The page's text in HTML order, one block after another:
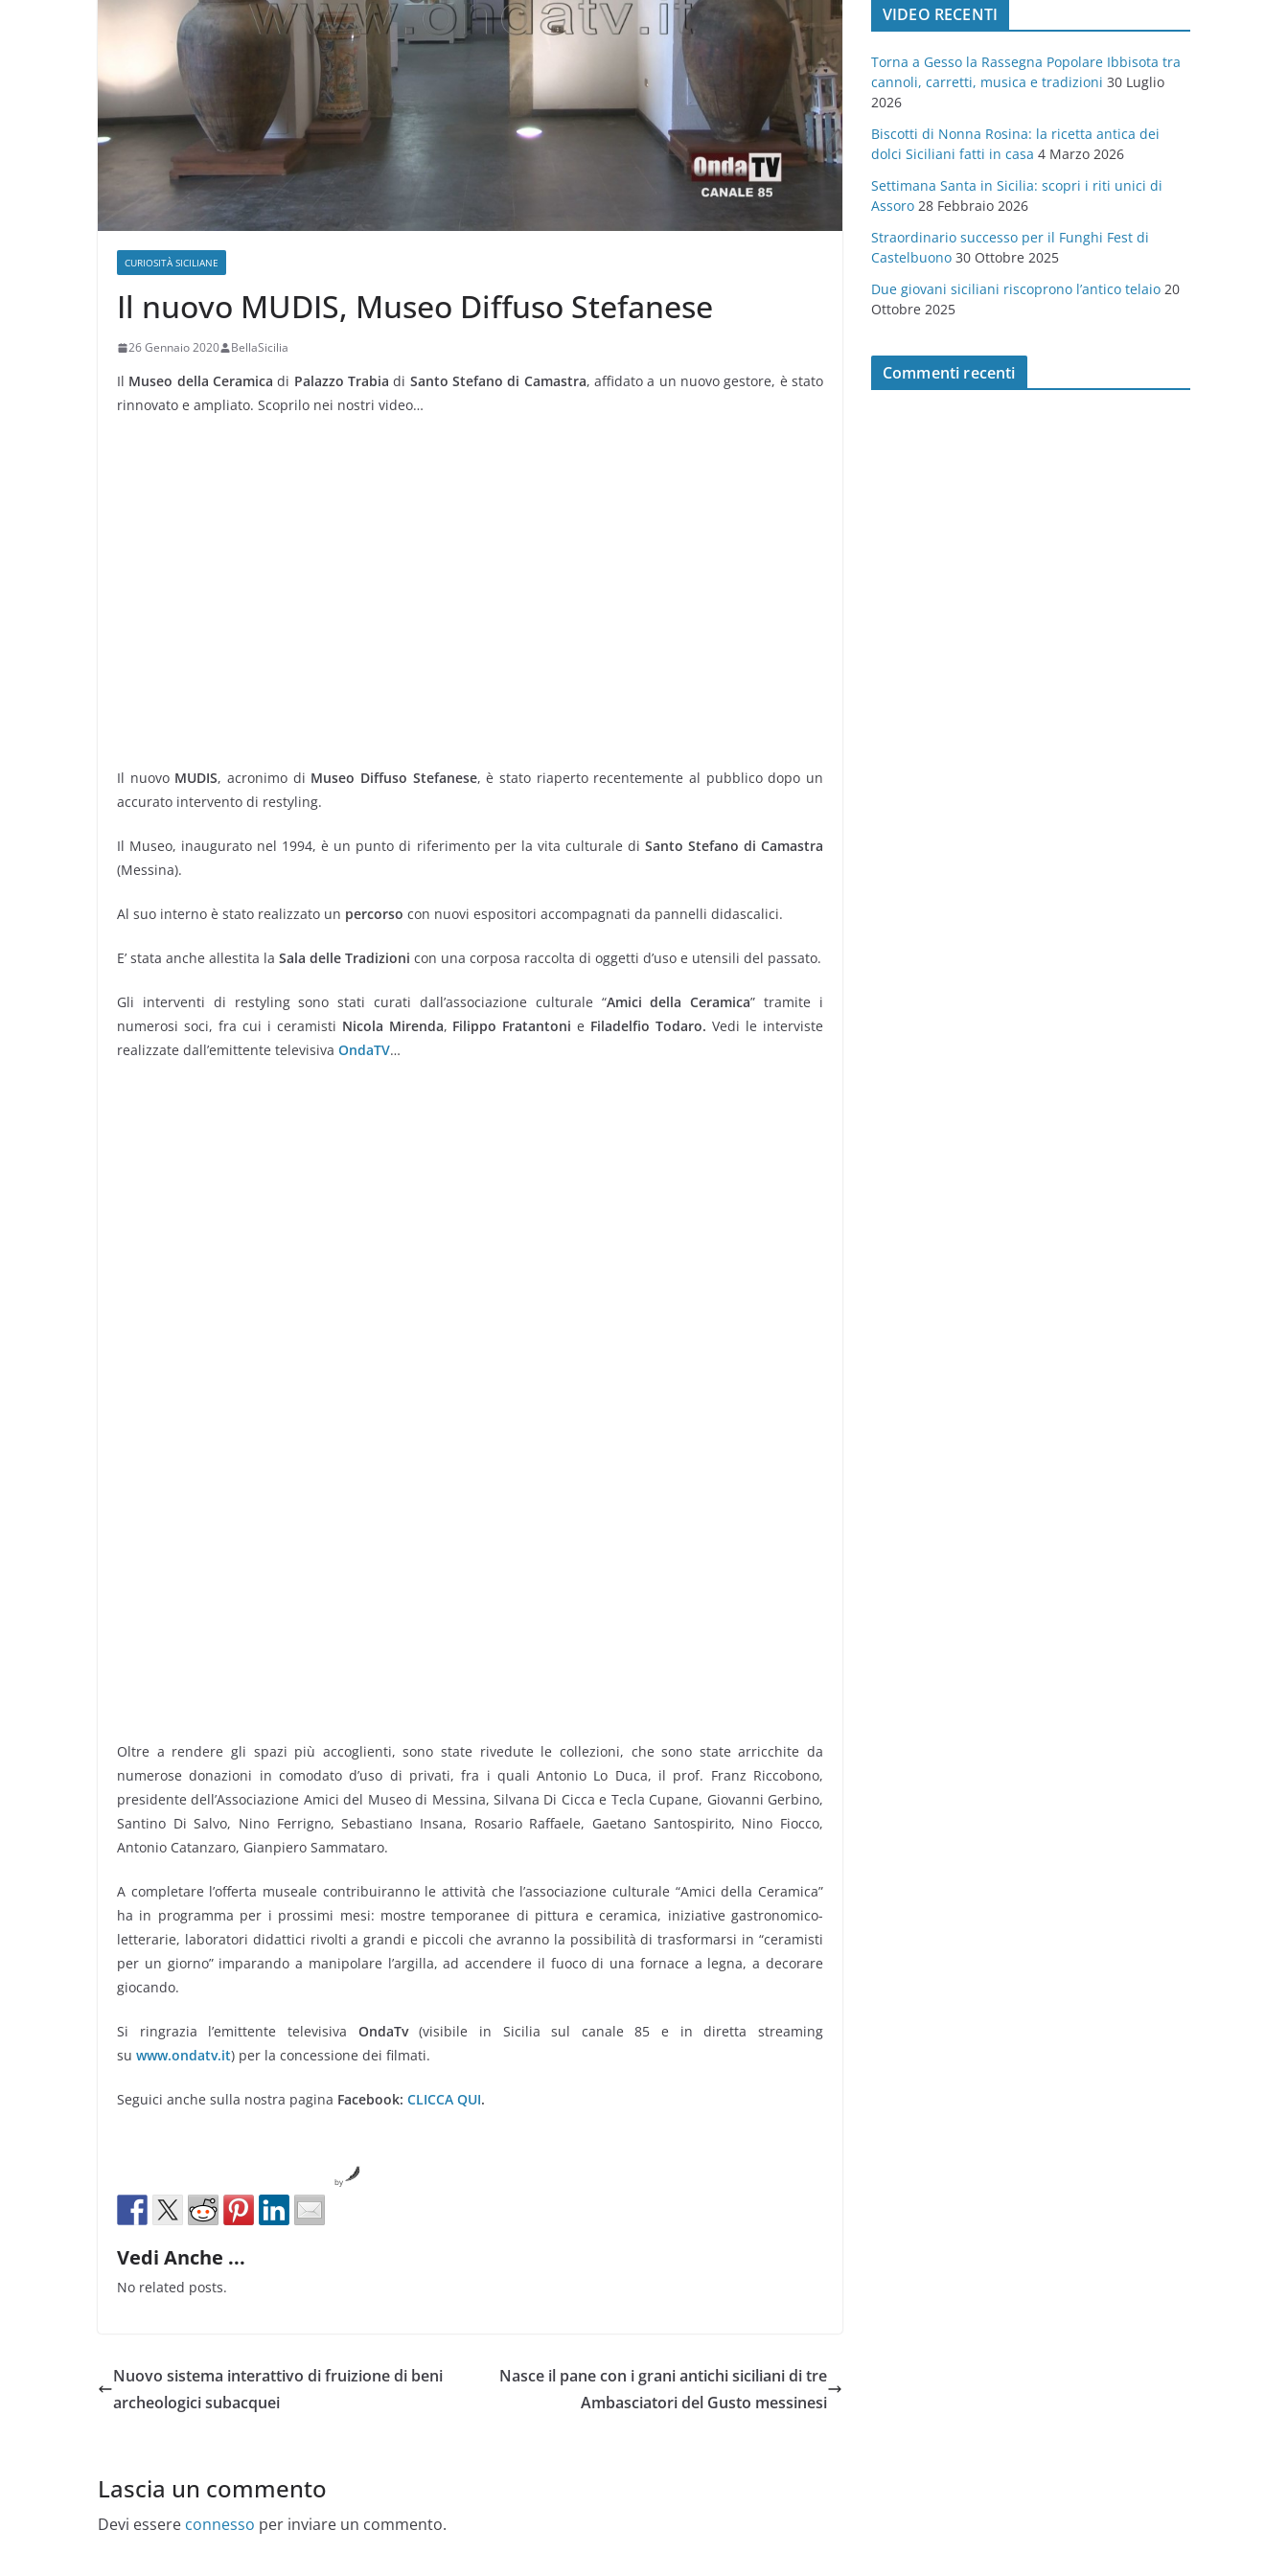
CURIOSITÀ SICILIANE
Il nuovo MUDIS, Museo Diffuso Stefanese
26 Gennaio 2020 BellaSicilia
Il Museo della Ceramica di Palazzo Trabia di Santo Stefano di Camastra, affidato a un nuovo gestore, è stato
rinnovato e ampliato. Scoprilo nei nostri video…
Il nuovo MUDIS, acronimo di Museo Diffuso Stefanese, è stato riaperto recentemente al pubblico dopo un
accurato intervento di restyling.
Il Museo, inaugurato nel 1994, è un punto di riferimento per la vita culturale di Santo Stefano di Camastra
(Messina).
Al suo interno è stato realizzato un percorso con nuovi espositori accompagnati da pannelli didascalici.
E’ stata anche allestita la Sala delle Tradizioni con una corposa raccolta di oggetti d’uso e utensili del passato.
Gli interventi di restyling sono stati curati dall’associazione culturale “Amici della Ceramica” tramite i
numerosi soci, fra cui i ceramisti Nicola Mirenda, Filippo Fratantoni e Filadelfio Todaro.Vedi le interviste
realizzate dall’emittente televisiva OndaTV…
Oltre a rendere gli spazi più accoglienti, sono state rivedute le collezioni, che sono state arricchite da
numerose donazioni in comodato d’uso di privati, fra i quali Antonio Lo Duca, il prof. Franz Riccobono,
presidente dell’Associazione Amici del Museo di Messina, Silvana Di Cicca e Tecla Cupane, Giovanni Gerbino,
Santino Di Salvo, Nino Ferrigno, Sebastiano Insana, Rosario Raffaele, Gaetano Santospirito, Nino Fiocco,
Antonio Catanzaro, Gianpiero Sammataro.
A completare l’offerta museale contribuiranno le attività che l’associazione culturale “Amici della Ceramica”
ha in programma per i prossimi mesi: mostre temporanee di pittura e ceramica, iniziative gastronomico-
letterarie, laboratori didattici rivolti a grandi e piccoli che avranno la possibilità di trasformarsi in “ceramisti
per un giorno” imparando a manipolare l’argilla, ad accendere il fuoco di una fornace a legna, a decorare
giocando.
Si ringrazia l’emittente televisiva OndaTv(visibile in Sicilia sul canale 85 e in diretta streaming
su www.ondatv.it) per la concessione dei filmati.
Seguici anche sulla nostra pagina Facebook: CLICCA QUI.
by
Vedi Anche ...
No related posts.
Nuovo sistema interattivo di fruizione di beni
archeologici subacquei
Nasce il pane con i grani antichi siciliani di tre
Ambasciatori del Gusto messinesi
Lascia un commento
Devi essere connesso per inviare un commento.
o
r
e
VIDEO RECENTI
Torna a Gesso la Rassegna Popolare Ibbisota tra
cannoli, carretti, musica e tradizioni 30 Luglio
2026
Biscotti di Nonna Rosina: la ricetta antica dei
dolci Siciliani fatti in casa 4 Marzo 2026
Settimana Santa in Sicilia: scopri i riti unici di
Assoro 28 Febbraio 2026
Straordinario successo per il Funghi Fest di
Castelbuono 30 Ottobre 2025
Due giovani siciliani riscoprono l’antico telaio 20
Ottobre 2025
Commenti recenti